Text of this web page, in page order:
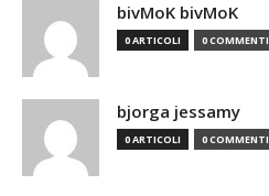
bivMoK bivMoK
0 ARTICOLI 0 COMMENTI
bjorga jessamy
0 ARTICOLI 0 COMMENTI